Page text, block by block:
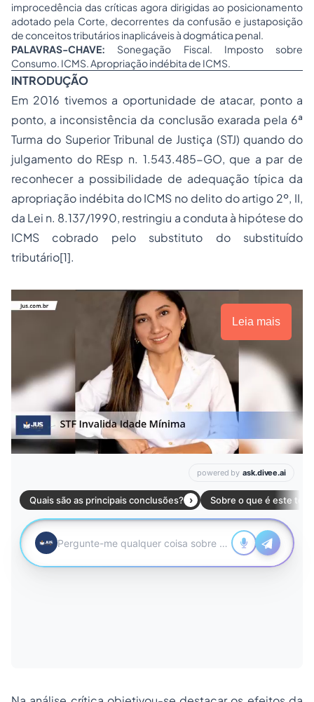
improcedência das críticas agora dirigidas ao posicionamento
adotado pela Corte, decorrentes da confusão e justaposição
de conceitos tributários inaplicáveis à dogmática penal.
PALAVRAS-CHAVE: Sonegação Fiscal. Imposto sobre
Consumo. ICMS. Apropriação indébita de ICMS.
INTRODUÇÃO
Em 2016 tivemos a oportunidade de atacar, ponto a
ponto, a inconsistência da conclusão exarada pela 6ª
Turma do Superior Tribunal de Justiça (STJ) quando do
julgamento do REsp n. 1.543.485-GO, que a par de
reconhecer a possibilidade de adequação típica da
apropriação indébita do ICMS no delito do artigo 2º, II,
da Lei n. 8.137/1990, restringiu a conduta à hipótese do
ICMS cobrado pelo substituto do substituído
tributário[1].
Leia mais